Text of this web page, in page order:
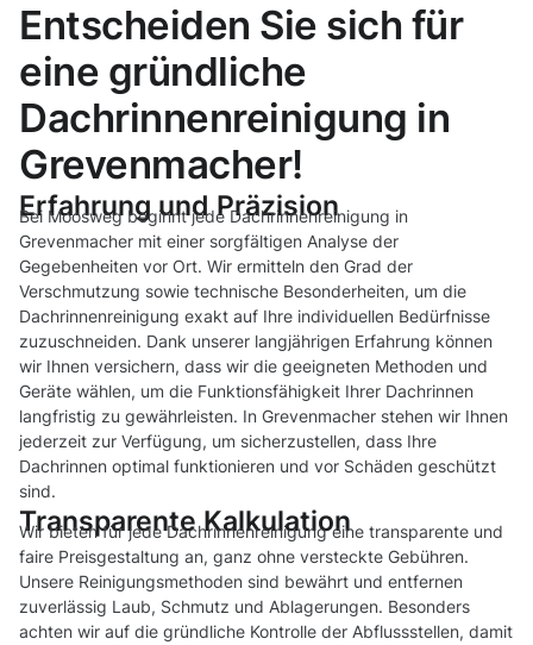
Entscheiden Sie sich für
eine gründliche
Dachrinnenreinigung in
Grevenmacher!
Erfahrung und Präzision
Bei Moosweg beginnt jede Dachrinnenreinigung in
Grevenmacher mit einer sorgfältigen Analyse der
Gegebenheiten vor Ort. Wir ermitteln den Grad der
Verschmutzung sowie technische Besonderheiten, um die
Dachrinnenreinigung exakt auf Ihre individuellen Bedürfnisse
zuzuschneiden. Dank unserer langjährigen Erfahrung können
wir Ihnen versichern, dass wir die geeigneten Methoden und
Geräte wählen, um die Funktionsfähigkeit Ihrer Dachrinnen
langfristig zu gewährleisten. In Grevenmacher stehen wir Ihnen
jederzeit zur Verfügung, um sicherzustellen, dass Ihre
Dachrinnen optimal funktionieren und vor Schäden geschützt
sind.
Transparente Kalkulation
Wir bieten für jede Dachrinnenreinigung eine transparente und
faire Preisgestaltung an, ganz ohne versteckte Gebühren.
Unsere Reinigungsmethoden sind bewährt und entfernen
zuverlässig Laub, Schmutz und Ablagerungen. Besonders
achten wir auf die gründliche Kontrolle der Abflussstellen, damit